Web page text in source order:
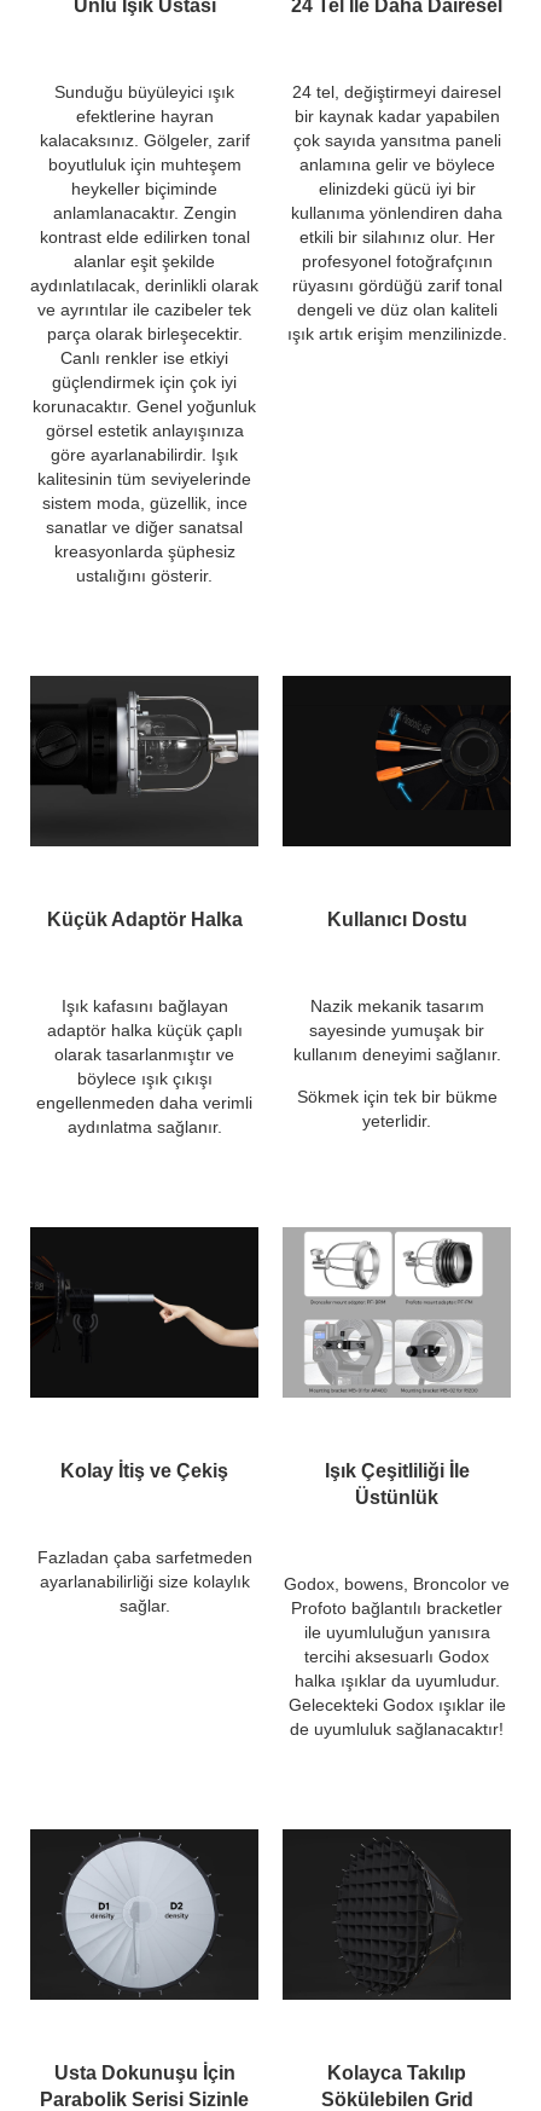
Ünlü Işık Ustası
Sunduğu büyüleyici ışık
efektlerine hayran
kalacaksınız. Gölgeler, zarif
boyutluluk için muhteşem
heykeller biçiminde
anlamlanacaktır. Zengin
kontrast elde edilirken tonal
alanlar eşit şekilde
aydınlatılacak, derinlikli olarak
ve ayrıntılar ile cazibeler tek
parça olarak birleşecektir.
Canlı renkler ise etkiyi
güçlendirmek için çok iyi
korunacaktır. Genel yoğunluk
görsel estetik anlayışınıza
göre ayarlanabilirdir. Işık
kalitesinin tüm seviyelerinde
sistem moda, güzellik, ince
sanatlar ve diğer sanatsal
kreasyonlarda şüphesiz
ustalığını gösterir.
24 Tel İle Daha Dairesel
24 tel, değiştirmeyi dairesel
bir kaynak kadar yapabilen
çok sayıda yansıtma paneli
anlamına gelir ve böylece
elinizdeki gücü iyi bir
kullanıma yönlendiren daha
etkili bir silahınız olur. Her
profesyonel fotoğrafçının
rüyasını gördüğü zarif tonal
dengeli ve düz olan kaliteli
ışık artık erişim menzilinizde.
Küçük Adaptör Halka
Işık kafasını bağlayan
adaptör halka küçük çaplı
olarak tasarlanmıştır ve
böylece ışık çıkışı
engellenmeden daha verimli
aydınlatma sağlanır.
Kullanıcı Dostu
Nazik mekanik tasarım
sayesinde yumuşak bir
kullanım deneyimi sağlanır.
Sökmek için tek bir bükme
yeterlidir.
Kolay İtiş ve Çekiş
Fazladan çaba sarfetmeden
ayarlanabilirliği size kolaylık
sağlar.
Işık Çeşitliliği İle
Üstünlük
Godox, bowens, Broncolor ve
Profoto bağlantılı bracketler
ile uyumluluğun yanısıra
tercihi aksesuarlı Godox
halka ışıklar da uyumludur.
Gelecekteki Godox ışıklar ile
de uyumluluk sağlanacaktır!
Usta Dokunuşu İçin
Parabolik Serisi Sizinle
Kolayca Takılıp
Sökülebilen Grid